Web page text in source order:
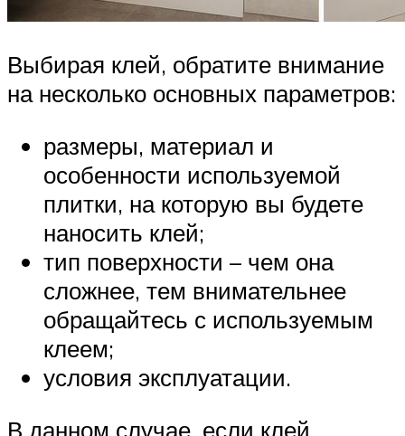
Выбирая клей, обратите внимание
на несколько основных параметров:
размеры, материал и
особенности используемой
плитки, на которую вы будете
наносить клей;
тип поверхности – чем она
сложнее, тем внимательнее
обращайтесь с используемым
клеем;
условия эксплуатации.
В данном случае, если клей